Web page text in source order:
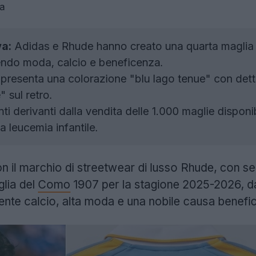
Adidas e Rhude hanno creato una quarta
moda, calcio e beneficenza.
una colorazione "blu lago tenue" con
sul retro.
derivanti dalla vendita delle 1.000 maglie
leucemia infantile.
il marchio di streetwear di lusso Rhude, con
del Como 1907 per la stagione 2025-2026,
calcio, alta moda e una nobile causa